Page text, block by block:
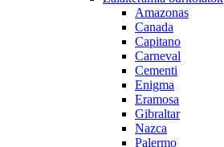
Amazonas
Canada
Capitano
Carneval
Cementi
Enigma
Eramosa
Gibraltar
Nazca
Palermo